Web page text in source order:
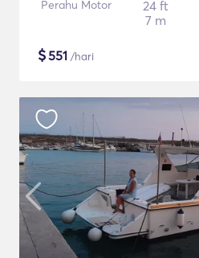
Perahu Motor
24 ft
7 m
$551 /hari